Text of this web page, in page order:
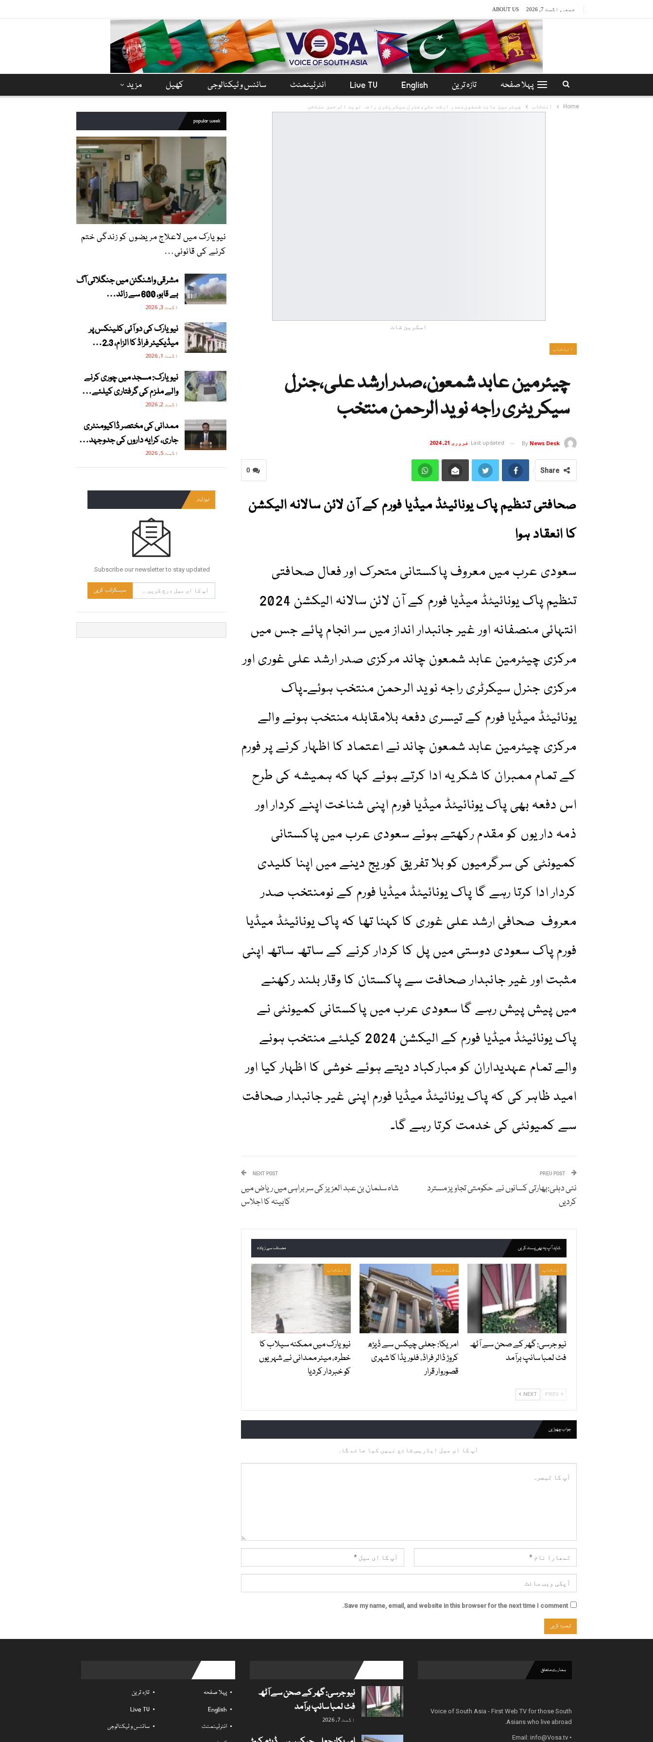
جمعہ, اگست 7, 2026 ABOUT US
پہلا صفحہ تازہ ترین English
Live TV انٹرٹینمنٹ سائنس و ٹیکنالوجی کھیل مزید
Home انتخاب چیئرمین عابد شمعون،صدر ارشد علی،جنرل سیکریٹری راجہ نوید الرحمن منتخب
اسکرین شاٹ
انتخاب
چیئرمین عابد شمعون،صدر ارشد علی،جنرل
سیکریٹری راجہ نوید الرحمن منتخب
By News Desk
Last updated فروری 21, 2024
0 Share
صحافتی تنظیم پاک یونائیٹڈ میڈیا فورم کے آن لائن سالانہ الیکشن
کا انعقاد ہوا
سعودی عرب میں معروف پاکستانی متحرک اور فعال صحافتی
انتہائی منصفانہ اور غیر جانبدار انداز میں سر انجام پائے جس میں
مرکزی چیئرمین عابد شمعون چاند مرکزی صدر ارشد علی غوری اور
مرکزی جنرل سیکرٹری راجہ نوید الرحمن منتخب ہوئے۔پاک
یونائیٹڈ میڈیا فورم کے تیسری دفعہ بلامقابلہ منتخب ہونے والے
مرکزی چیئرمین عابد شمعون چاند نے اعتماد کا اظہار کرنے پر فورم
کے تمام ممبران کا شکریہ ادا کرتے ہوئے کہا کہ ہمیشہ کی طرح
اس دفعہ بھی پاک یونائیٹڈ میڈیا فورم اپنی شناخت اپنے کردار اور
ذمہ داریوں کو مقدم رکھتے ہوئے سعودی عرب میں پاکستانی
کمیونٹی کی سرگرمیوں کو بلا تفریق کوریج دینے میں اپنا کلیدی
کردار ادا کرتا رہے گا پاک یونائیٹڈ میڈیا فورم کے نومنتخب صدر
معروف صحافی ارشد علی غوری کا کہنا تھا کہ پاک یونائیٹڈ میڈیا
فورم پاک سعودی دوستی میں پل کا کردار کرنے کے ساتھ ساتھ اپنی
مثبت اور غیر جانبدار صحافت سے پاکستان کا وقار بلند رکھنے
میں پیش پیش رہے گا سعودی عرب میں پاکستانی کمیونٹی نے
پاک یونائیٹڈ میڈیا فورم کے الیکشن 2024 کیلئے منتخب ہونے
والے تمام عہدیداران کو مبارکباد دیتے ہوئے خوشی کا اظہار کیا اور
امید ظاہر کی کہ پاک یونائیٹڈ میڈیا فورم اپنی غیر جانبدار صحافت
سے کمیونٹی کی خدمت کرتا رہے گا۔
نئی دہلی:بھارتی کسانوں نے حکومتی تجاویز مسترد
کردیں
NEXT POST
شاہ سلمان بن عبد العزیز کی سربراہی میں ریاض میں
کابینہ کا اجلاس
شاید آپ یہ بھی پسند کریں مصنف سے زیادہ
انتخاب
نیو جرسی: گھر کے صحن سے آٹھ
فٹ لمبا سانپ برآمد
انتخاب
امریکا: جعلی چیکس سے ڈیڑھ
کروڑ ڈالر فراڈ، فلوریڈا کا شہری
قصوروار قرار
انتخاب
نیویارک میں ممکنہ سیلاب کا
خطرہ، میئر ممدانی نے شہریوں
کو خبردار کردیا
NEXT
جواب چھوڑیں
آپ کا ای میل ایڈریس شائع نہیں کیا جائے گا.
Save my name, email, and website in this browser for the next time I comment.
popular week
نیویارک میں لاعلاج مریضوں کو زندگی ختم
کرنے کی قانونی…
مشرقی واشنگٹن میں جنگلاتی آگ
بے قابو، 600 سے زائد…
اگست 3, 2026
نیویارک کی دو آئی کلینکس پر
میڈیکیئر فراڈ کا الزام، 2.3…
اگست 1, 2026
نیویارک: مسجد میں چوری کرنے
والے ملزم کی گرفتاری کیلئے…
اگست 2, 2026
ممدانی کی مختصر ڈاکیومنٹری
جاری، کرایہ داروں کی جدوجہد…
اگست 5, 2026
نیوز لیٹر
Subscribe our newsletter to stay updated.
سبسکرائب کریں
ہمارے متعلق
Voice of South Asia - First Web TV for those South
Asians who live abroad.
• Email:
info@Vosa.tv
نیو جرسی: گھر کے صحن سے آٹھ
فٹ لمبا سانپ برآمد
اگست 7, 2026
پہلا صفحہ
تازہ ترین
English
Live TV
انٹرٹینمنٹ
سائنس و ٹیکنالوجی